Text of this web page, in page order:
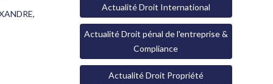
,
Actualité Droit International
Actualité Droit pénal de l'entreprise &
Compliance
Actualité Droit Propriété